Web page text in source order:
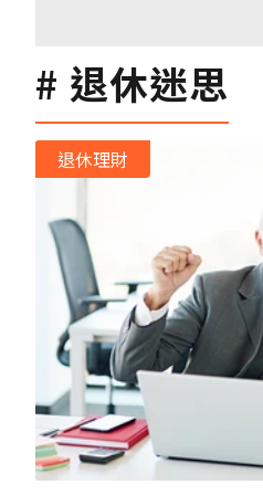
退休迷思
退休理財